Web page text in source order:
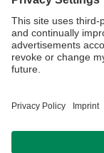
Lehrstuhl für
Universitätstr.30
D 95440 Bayreuth
E-Mail:Kai-